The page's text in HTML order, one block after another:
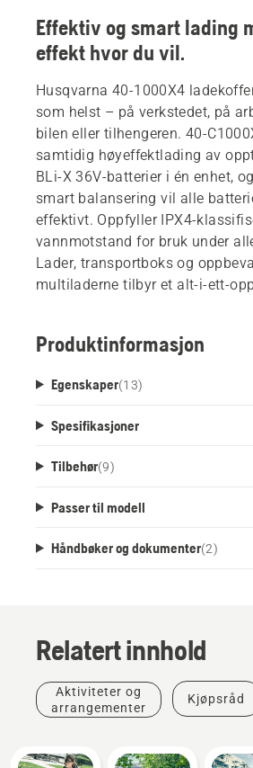
Effektiv og smart lading
effekt hvor du vil.
Husqvarna 40-1000X4
som helst – på verkstedet, på
bilen eller tilhengeren. 40-
samtidig høyeffektlading av
BLi-X 36V-batterier i én enhet,
smart balansering vil alle
effektivt. Oppfyller IPX4-
vannmotstand for bruk under
Lader, transportboks og
multiladerne tilbyr et alt-i-ett-
Produktinformasjon
Egenskaper(13)
Spesifikasjoner
Tilbehør(9)
Passer til modell
Håndbøker og dokumenter(2)
Relatert innhold
Aktiviteter og
arrangementer
Kjøpsråd